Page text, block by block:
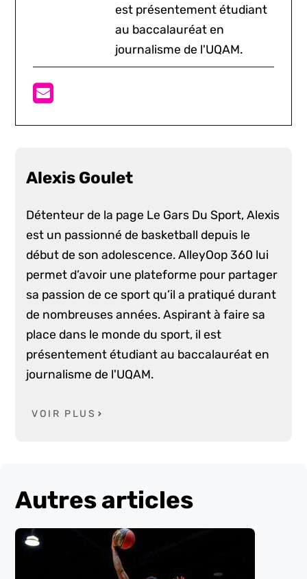
est présentement étudiant
au baccalauréat en
journalisme de l'UQAM.
Alexis Goulet
Détenteur de la page Le Gars Du Sport, Alexis
est un passionné de basketball depuis le
début de son adolescence. AlleyOop 360 lui
permet d’avoir une plateforme pour partager
sa passion de ce sport qu’il a pratiqué durant
de nombreuses années. Aspirant à faire sa
place dans le monde du sport, il est
présentement étudiant au baccalauréat en
journalisme de l'UQAM.
VOIR PLUS
Autres articles